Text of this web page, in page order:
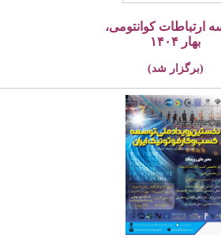
ارتباطات کوانتومی،
بهار ۱۴۰۴
(برگزار شد)